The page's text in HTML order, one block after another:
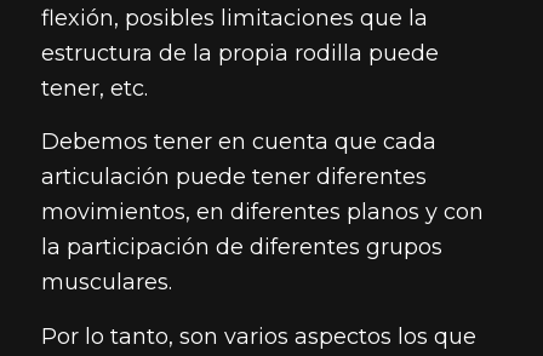
flexión, posibles limitaciones que la
estructura de la propia rodilla puede
tener, etc.
Debemos tener en cuenta que cada
articulación puede tener diferentes
movimientos, en diferentes planos y con
la participación de diferentes grupos
musculares.
Por lo tanto, son varios aspectos los que